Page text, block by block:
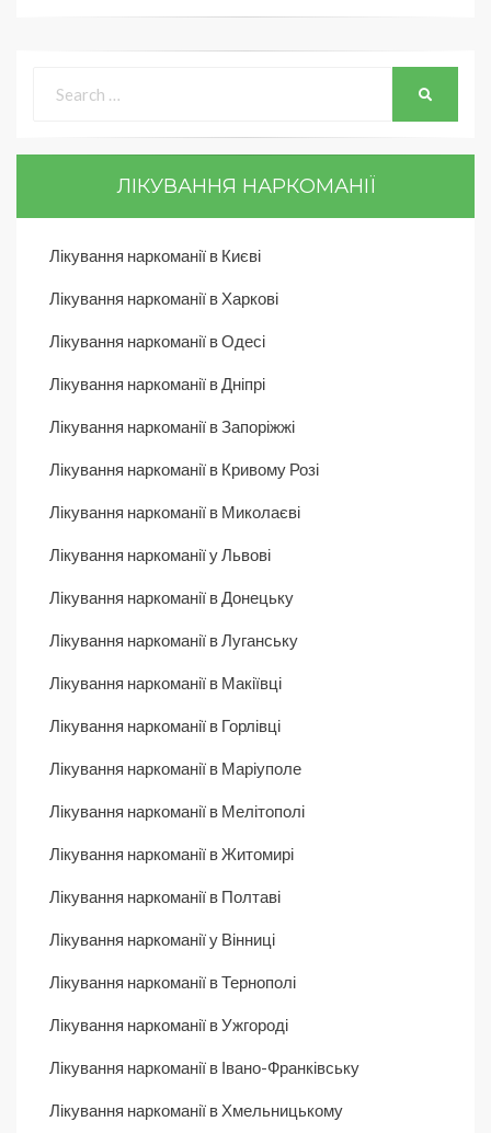
ЛІКУВАННЯ НАРКОМАНІЇ
Лікування наркоманії в Києві
Лікування наркоманії в Харкові
Лікування наркоманії в Одесі
Лікування наркоманії в Дніпрі
Лікування наркоманії в Запоріжжі
Лікування наркоманії в Кривому Розі
Лікування наркоманії в Миколаєві
Лікування наркоманії у Львові
Лікування наркоманії в Донецьку
Лікування наркоманії в Луганську
Лікування наркоманії в Макіївці
Лікування наркоманії в Горлівці
Лікування наркоманії в Маріуполе
Лікування наркоманії в Мелітополі
Лікування наркоманії в Житомирі
Лікування наркоманії в Полтаві
Лікування наркоманії у Вінниці
Лікування наркоманії в Тернополі
Лікування наркоманії в Ужгороді
Лікування наркоманії в Івано-Франківську
Лікування наркоманії в Хмельницькому